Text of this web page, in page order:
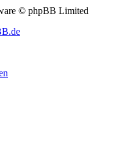
© phpBB Limited